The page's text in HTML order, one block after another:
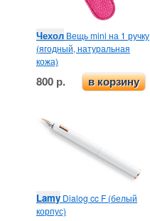
Чехол Вещь mini на 1 ручку
(ягодный, натуральная
кожа)
800 р. в корзину
Lamy Dialog cc F (белый
корпус)